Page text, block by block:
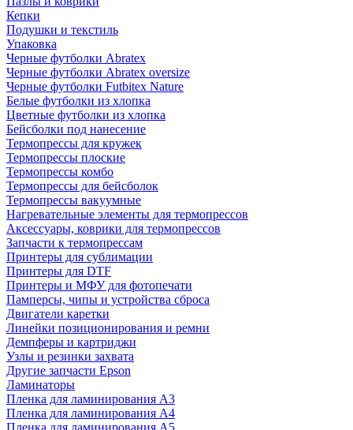
Кепки
Подушки и текстиль
Упаковка
Черные футболки Abratex
Черные футболки Abratex oversize
Черные футболки Futbitex Nature
Белые футболки из хлопка
Цветные футболки из хлопка
Бейсболки под нанесение
Термопрессы для кружек
Термопрессы плоские
Термопрессы комбо
Термопрессы для бейсболок
Термопрессы вакуумные
Нагревательные элементы для термопрессов
Аксессуары, коврики для термопрессов
Запчасти к термопрессам
Принтеры для сублимации
Принтеры для DTF
Принтеры и МФУ для фотопечати
Памперсы, чипы и устройства сброса
Двигатели каретки
Линейки позиционирования и ремни
Демпферы и картриджи
Узлы и резинки захвата
Другие запчасти Epson
Ламинаторы
Пленка для ламинирования А3
Пленка для ламинирования А4
Пленка для ламинирования А5